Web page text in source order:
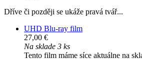
Dříve či později se ukáže pravá tvář...
UHD Blu-ray film
27,00 €
Na sklade 3 ks
Tento film máme síce aktuálne na